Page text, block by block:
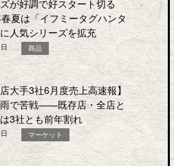
が好調で好スタート切る
夏は「イフミータグハンタ
人気シリーズを拡充
商品
店大手3社6月度売上高速報】
で苦戦――既存店・全店と
3社とも前年割れ
マーケット